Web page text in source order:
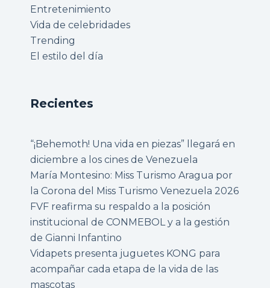
Entretenimiento
Vida de celebridades
Trending
El estilo del día
Recientes
“¡Behemoth! Una vida en piezas” llegará en
diciembre a los cines de Venezuela
María Montesino: Miss Turismo Aragua por
la Corona del Miss Turismo Venezuela 2026
FVF reafirma su respaldo a la posición
institucional de CONMEBOL y a la gestión
de Gianni Infantino
Vidapets presenta juguetes KONG para
acompañar cada etapa de la vida de las
mascotas